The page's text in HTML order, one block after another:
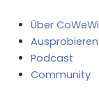
Inhalt
springen
Über CoWeWi
Ausprobieren
Podcast
Community